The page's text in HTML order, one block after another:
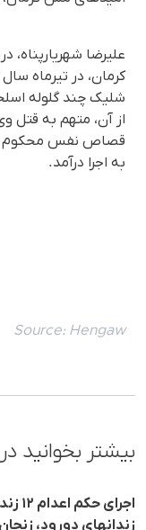
علیرضا
شلیک چند گلوله
از آن، متهم به قتل
قصاص نفس محکوم
به اجرا درآمد.
Source: Hengaw
بیشتر بخوانید
اجرای
زندانهای دورود،